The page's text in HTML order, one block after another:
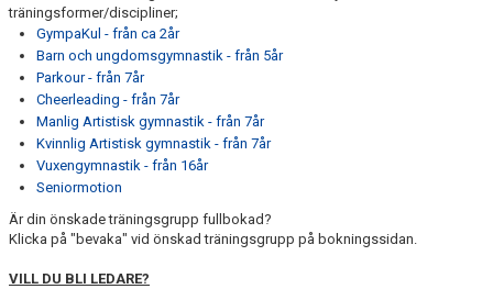
träningsformer/discipliner;
GympaKul - från ca 2år
Barn och ungdomsgymnastik - från 5år
Parkour - från 7år
Cheerleading - från 7år
Manlig Artistisk gymnastik - från 7år
Kvinnlig Artistisk gymnastik - från 7år
Vuxengymnastik - från 16år
Seniormotion
Är din önskade träningsgrupp fullbokad?
Klicka på "bevaka" vid önskad träningsgrupp på bokningssidan.
VILL DU BLI LEDARE?